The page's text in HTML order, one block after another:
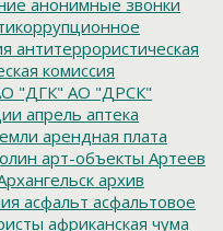
антитеррористическая
комиссия
"ДГК" АО "ДРСК"
апрель аптека
арендная плата
арт-объекты Артеев
архив
асфальт асфальтовое
африканская чума